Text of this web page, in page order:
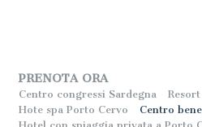
PRENOTA ORA
Centro congressi Sardegna
Hote spa Porto Cervo
Centro